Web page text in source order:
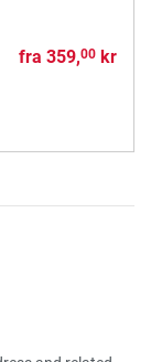
fra 359,00kr